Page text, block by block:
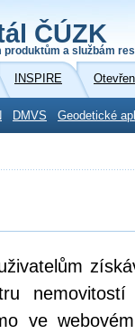
ČÚZK
produktům a službám
INSPIRE
DMVS Geodetické
ve